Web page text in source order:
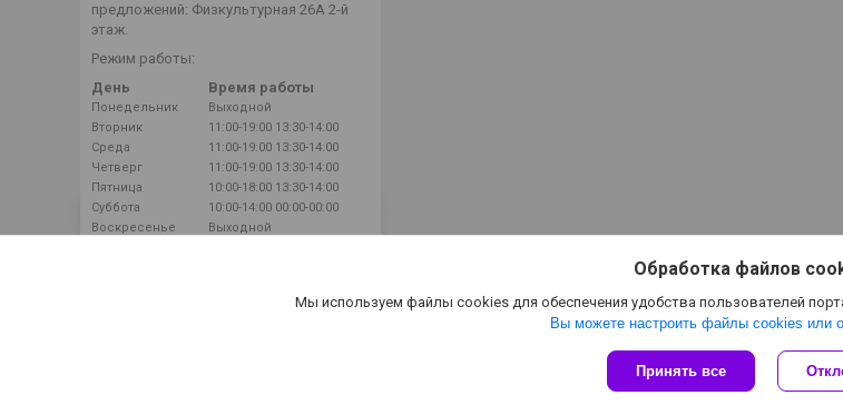
предложений: Физкультурная 26А 2-й
этаж.
Режим работы:
День
Время работы
Понедельник
Выходной
Вторник
11:00-19:00 13:30-14:00
Среда
11:00-19:00 13:30-14:00
Четверг
11:00-19:00 13:30-14:00
Пятница
10:00-18:00 13:30-14:00
Суббота
10:00-14:00 00:00-00:00
Воскресенье
Выходной
Сайт создан на платформе
Политика обработки файлов
Обработка файлов
Мы используем файлы cookies для обеспечения удобства пользователей
Вы можете настроить файлы cookies или
Принять все